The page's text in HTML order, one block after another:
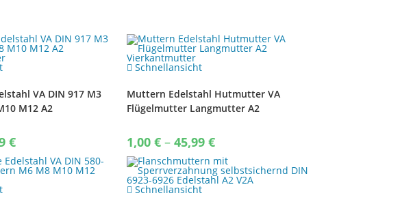
VA DIN 917 M3
M12 A2
€Price
range:
1,00 €
through
49,59 €
Schnellansicht
Muttern Edelstahl Hutmutter VA
Flügelmutter Langmutter A2
1,00€ – 45,99€Price
range:
1,00 €
through
45,99 €
Schnellansicht